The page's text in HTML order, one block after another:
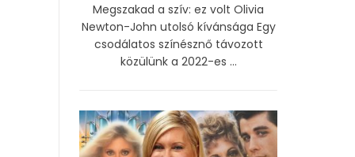
Megszakad a szív: ez volt Olivia
Newton-John utolsó kívánsága Egy
csodálatos színésznő távozott
közülünk a 2022-es ...